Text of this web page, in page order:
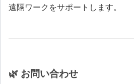
遠隔ワークをサポートします。
🌿 お問い合わせ